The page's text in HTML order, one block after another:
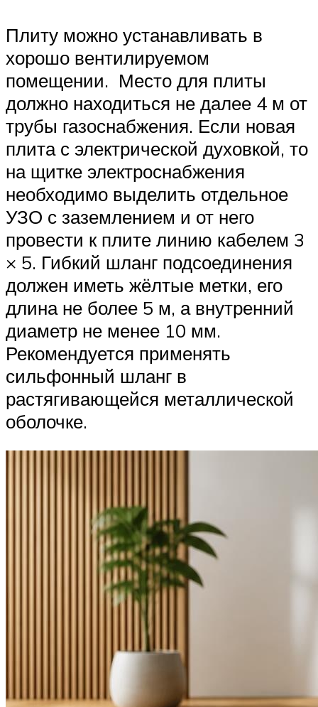
Плиту можно устанавливать в
хорошо вентилируемом
помещении. Место для плиты
должно находиться не далее 4 м от
трубы газоснабжения. Если новая
плита с электрической духовкой, то
на щитке электроснабжения
необходимо выделить отдельное
УЗО с заземлением и от него
провести к плите линию кабелем 3
× 5. Гибкий шланг подсоединения
должен иметь жёлтые метки, его
длина не более 5 м, а внутренний
диаметр не менее 10 мм.
Рекомендуется применять
сильфонный шланг в
растягивающейся металлической
оболочке.